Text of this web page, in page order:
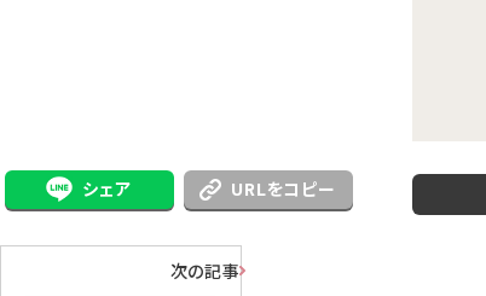
シェア URLをコピー
次の記事